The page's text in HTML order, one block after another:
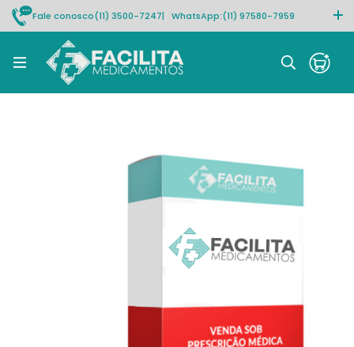
Fale conosco(11) 3500-7247| WhatsApp:(11) 97580-7959
Rastrear pedido